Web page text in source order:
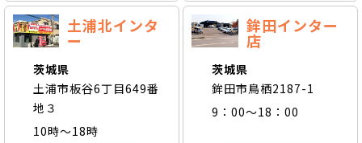
土浦北インタ
ー
茨城県
土浦市板谷6丁目649番
地３
10時～18時
鉾田インター
店
茨城県
鉾田市鳥栖2187-1
9：00～18：00